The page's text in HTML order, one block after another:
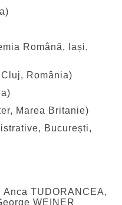
Română, Iași,
România)
Marea Britanie)
București,
TUDORANCEA,
WEINER